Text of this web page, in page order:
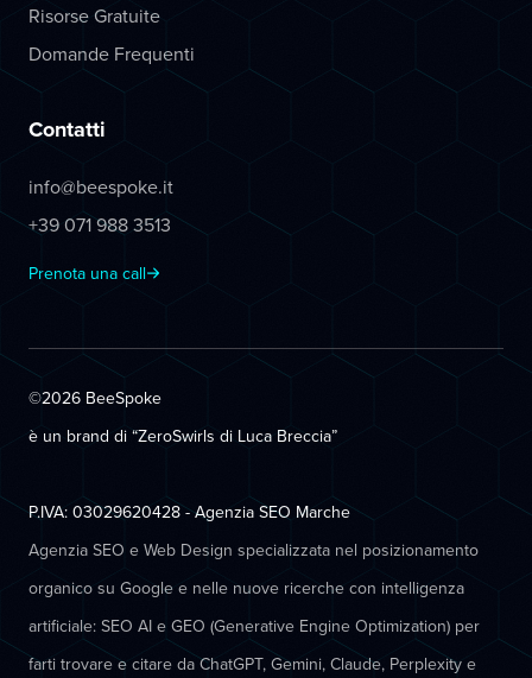
Risorse Gratuite
Domande Frequenti
Contatti
info@beespoke.it
+39 071 988 3513
Prenota una call
©2026 BeeSpoke
è un brand di “ZeroSwirls di Luca Breccia”
P.IVA: 03029620428 - Agenzia SEO Marche
Agenzia SEO e Web Design specializzata nel posizionamento
organico su Google e nelle nuove ricerche con intelligenza
artificiale: SEO AI e GEO (Generative Engine Optimization) per
farti trovare e citare da ChatGPT, Gemini, Claude, Perplexity e